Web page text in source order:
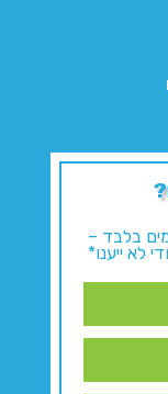
בלבד –
לא ייענו*